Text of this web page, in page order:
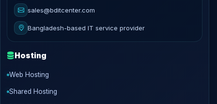
sales@bditcenter.com
Bangladesh-based IT service provider
Hosting
Web Hosting
Shared Hosting